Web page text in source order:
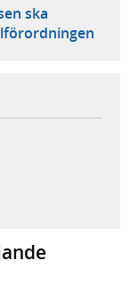
ska
webbplats,
webbplats,